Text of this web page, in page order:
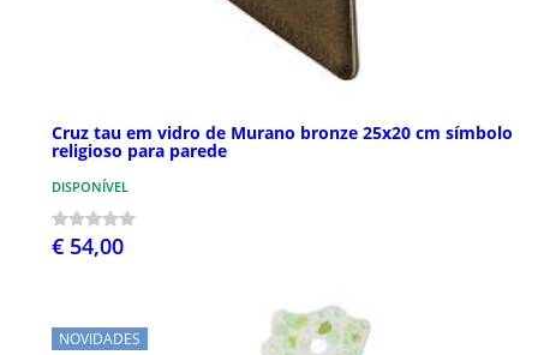
Cruz tau em vidro de Murano bronze 25x20 cm símbolo
religioso para parede
DISPONÍVEL
€ 54,00
NOVIDADES